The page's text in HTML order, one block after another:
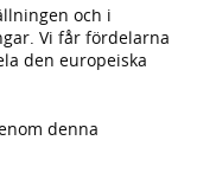
och i
Vi får fördelarna
den europeiska
denna